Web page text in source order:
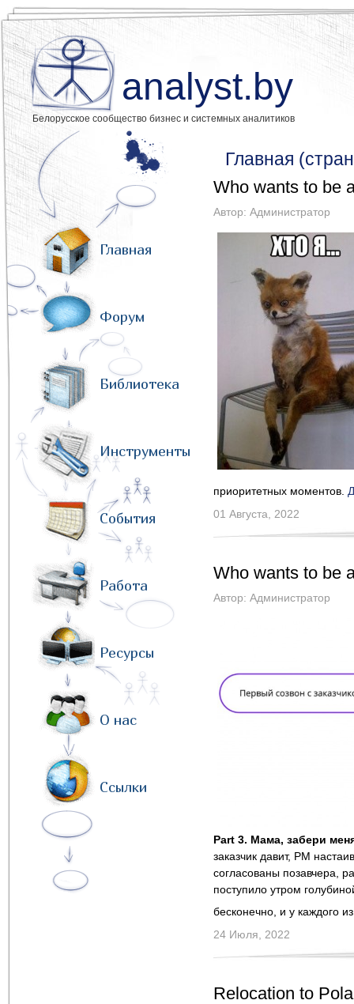
analyst.by
Белорусское сообщество бизнес и системных аналитиков
Главная
Форум
Библиотека
Инструменты
События
Работа
Ресурсы
О нас
Ссылки
Главная
Who wants to be
Автор: Администратор
приоритетных моментов.
01 Августа, 2022
Who wants to be
Автор: Администратор
Part 3. Мама, забери
заказчик давит, PM
согласованы позавчера,
поступило утром
бесконечно, и у каждого
24 Июля, 2022
Relocation to